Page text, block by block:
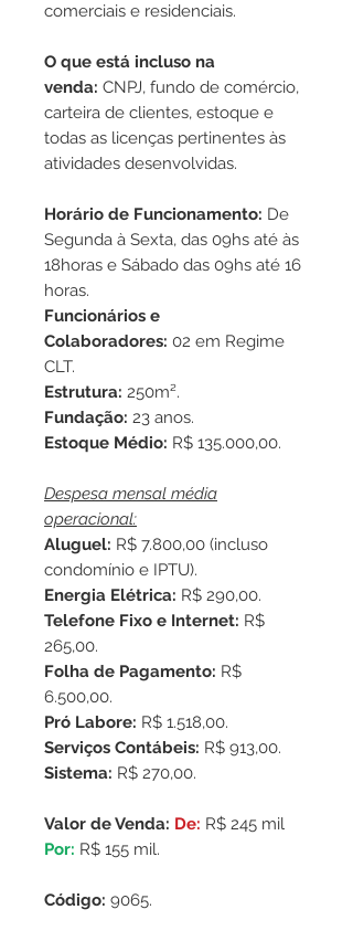
comerciais e residenciais.
O que está incluso na
venda: CNPJ, fundo de comércio,
carteira de clientes, estoque e
todas as licenças pertinentes às
atividades desenvolvidas.
Horário de Funcionamento: De
Segunda à Sexta, das 09hs até às
18horas e Sábado das 09hs até 16
horas.
Funcionários e
Colaboradores: 02 em Regime
CLT.
Estrutura: 250m².
Fundação: 23 anos.
Estoque Médio: R$ 135.000,00.
Despesa mensal média
operacional:
Aluguel: R$ 7.800,00 (incluso
condomínio e IPTU).
Energia Elétrica: R$ 290,00.
Telefone Fixo e Internet: R$
265,00.
Folha de Pagamento: R$
6.500,00.
Pró Labore: R$ 1.518,00.
Serviços Contábeis: R$ 913,00.
Sistema: R$ 270,00.
Valor de Venda: De: R$ 245 mil
Por: R$ 155 mil.
Código: 9065.